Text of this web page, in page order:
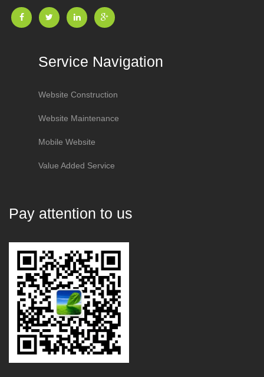
Service Navigation
Website Construction
Website Maintenance
Mobile Website
Value Added Service
Pay attention to us